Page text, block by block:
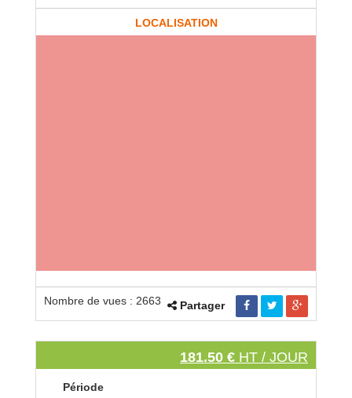
LOCALISATION
Nombre de vues : 2663 Partager
181.50 € HT / JOUR
Période